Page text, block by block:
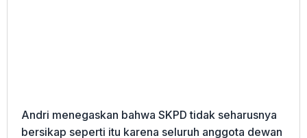
Andri menegaskan bahwa SKPD tidak seharusnya
bersikap seperti itu karena seluruh anggota dewan